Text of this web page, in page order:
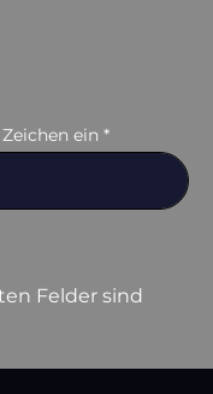
ein *
Felder sind